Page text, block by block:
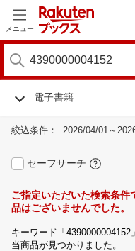
メニュー
電子書籍
絞込条件： 2026/04/01～
セーフサーチ
ご指定いただいた検索条
品はございませんでした。
キーワード「
当商品が見つかりました。